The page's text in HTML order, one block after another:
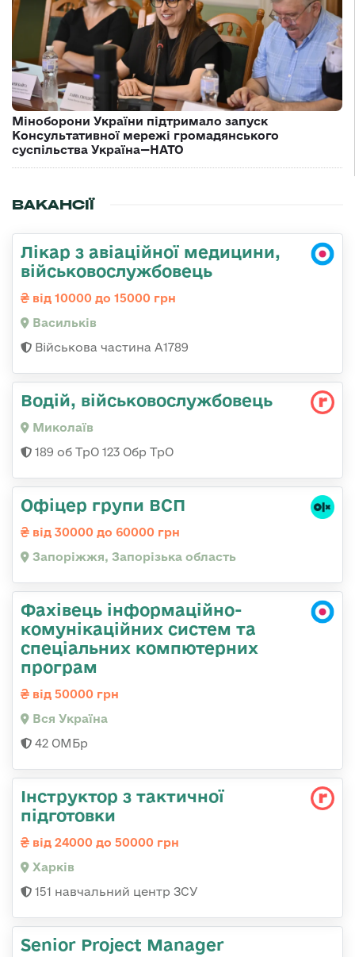
Міноборони України підтримало запуск
Консультативної мережі громадянського
суспільства Україна—НАТО
ВАКАНСІЇ
Лікар з авіаційної медицини,
військовослужбовець
від 10000 до 15000 грн
Васильків
Військова частина А1789
Водій, військовослужбовець
Миколаїв
189 об ТрО 123 Обр ТрО
Офіцер групи ВСП
від 30000 до 60000 грн
Запоріжжя, Запорізька область
Фахівець інформаційно-
комунікаційних систем та
спеціальних компютерних
програм
від 50000 грн
Вся Україна
42 ОМБр
Інструктор з тактичної
підготовки
від 24000 до 50000 грн
Харків
151 навчальний центр ЗСУ
Senior Project Manager